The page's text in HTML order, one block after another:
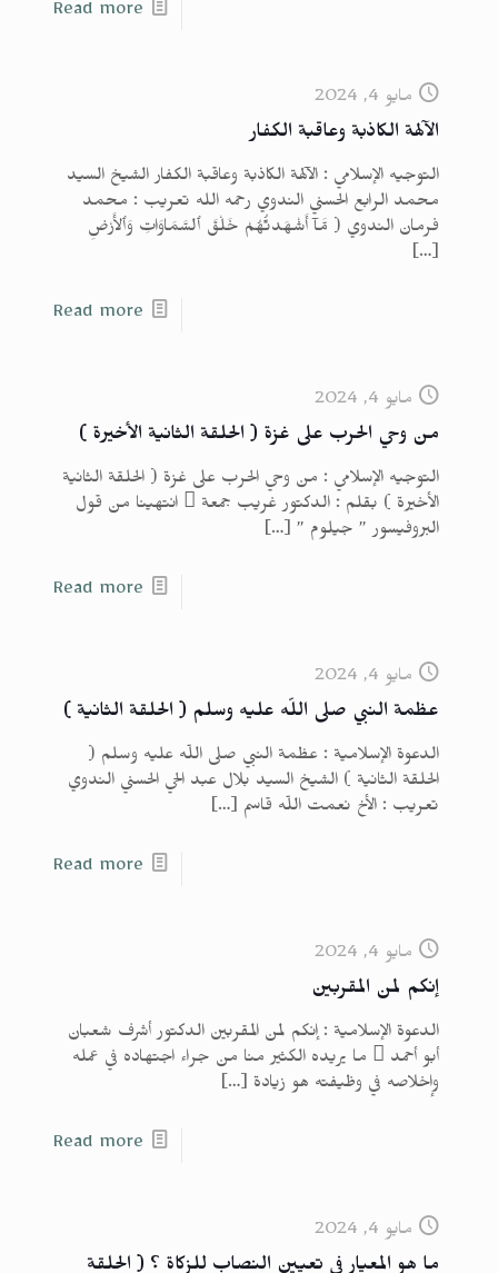
Read more
مايو 4, 2024
الآلهة الكاذبة وعاقبة الكفار
التوجيه الإسلامي : الآلهة الكاذبة وعاقبة الكفار الشيخ السيد
محمد الرابع الحسني الندوي رحمه الله تعريب : محمد
فرمان الندوي ( مَّآ أَشْهَدتُّهُمْ خَلْقَ ٱلسَّمَاوَاتِ وَٱلأَرْضِ
[…]
Read more
مايو 4, 2024
من وحي الحرب على غزة ( الحلقة الثانية الأخيرة )
التوجيه الإسلامي : من وحي الحرب على غزة ( الحلقة الثانية
الأخيرة ) بقلم : الدكتور غريب جمعة  انتهينا من قول
البروفيسور ” جيلوم ” […]
Read more
مايو 4, 2024
عظمة النبي صلى اللّه عليه وسلم ( الحلقة الثانية )
الدعوة الإسلامية : عظمة النبي صلى اللّه عليه وسلم (
الحلقة الثانية ) الشيخ السيد بلال عبد الحي الحسني الندوي
تعريب : الأخ نعمت اللّه قاسم […]
Read more
مايو 4, 2024
إنكم لمن المقربين
الدعوة الإسلامية : إنكم لمن المقربين الدكتور أشرف شعبان
أبو أحمد  ما يريده الكثير منا من جراء اجتهاده في عمله
وإخلاصه في وظيفته هو زيادة […]
Read more
مايو 4, 2024
ما هو المعيار في تعيين النصاب للزكاة ؟ ( الحلقة